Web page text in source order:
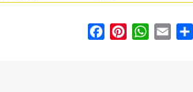
FacebookPinterest